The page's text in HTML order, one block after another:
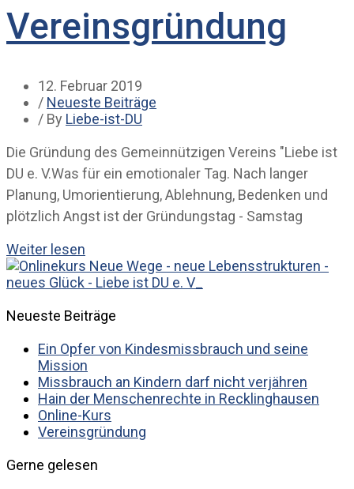
Vereinsgründung
12. Februar 2019
/ Neueste Beiträge
/ By Liebe-ist-DU
Die Gründung des Gemeinnützigen Vereins "Liebe ist
DU e. V.Was für ein emotionaler Tag. Nach langer
Planung, Umorientierung, Ablehnung, Bedenken und
plötzlich Angst ist der Gründungstag - Samstag
Weiter lesen
Neueste Beiträge
Ein Opfer von Kindesmissbrauch und seine
Mission
Missbrauch an Kindern darf nicht verjähren
Hain der Menschenrechte in Recklinghausen
Online-Kurs
Vereinsgründung
Gerne gelesen